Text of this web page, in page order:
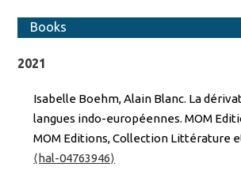
Books
2021
Isabelle Boehm, Alain Blanc. La
langues indo-européennes. MOM
MOM Editions, Collection Littérature
⟨hal-04763946⟩